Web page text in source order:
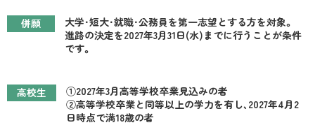
併願
大学・短大・就職・公務員を第一志望とする方を対象。
進路の決定を2027年3月31日(水)までに行うことが条件
です。
高校生
①2027年3月高等学校卒業見込みの者
②高等学校卒業と同等以上の学力を有し、2027年4月2
日時点で満18歳の者